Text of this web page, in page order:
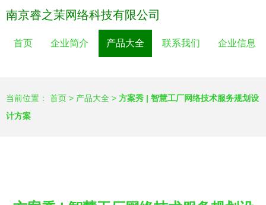
南京睿之茉网络科技有限公司
首页 企业简介 产品大全 联系我们 企业信息
当前位置： 首页 > 产品大全 > 方案秀 | 智慧工厂网络技术服务规划设
计方案